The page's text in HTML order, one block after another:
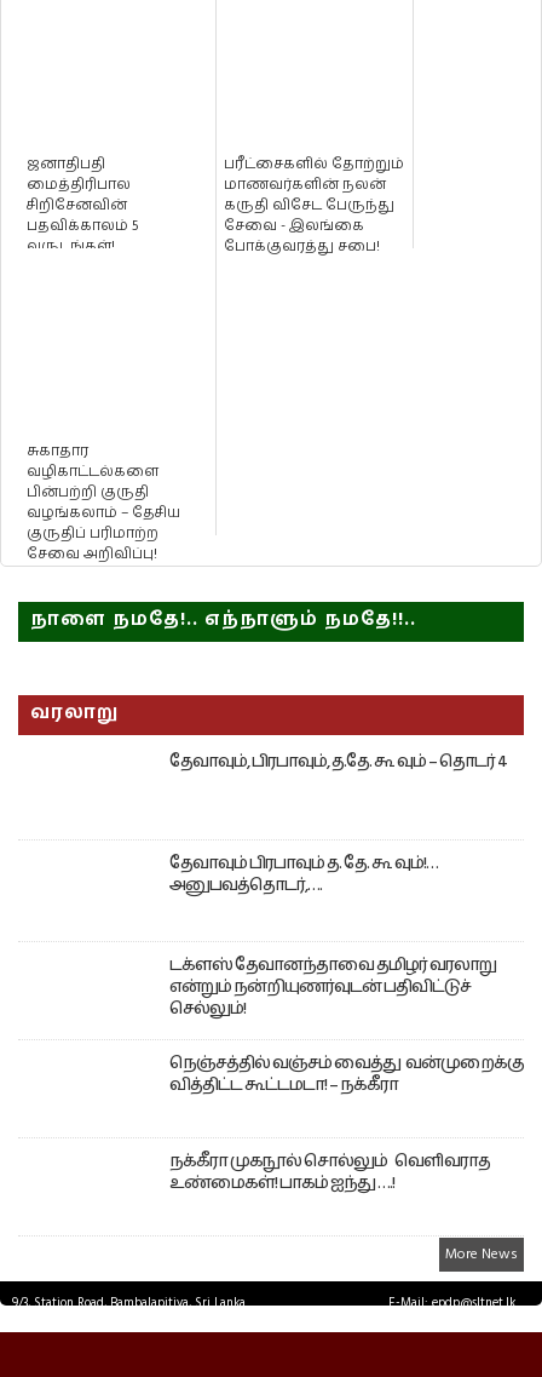
ஜனாதிபதி
மைத்திரிபால
சிறிசேனவின்
பதவிக்காலம் 5
வருடங்கள்!
பரீட்சைகளில் தோற்றும்
மாணவர்களின் நலன்
கருதி விசேட பேருந்து
சேவை - இலங்கை
போக்குவரத்து சபை!
சுகாதார
வழிகாட்டல்களை
பின்பற்றி குருதி
வழங்கலாம் – தேசிய
குருதிப் பரிமாற்ற
சேவை அறிவிப்பு!
நாளை நமதே!.. எந்நாளும் நமதே!!..
வரலாறு
தேவாவும், பிரபாவும், த.தே. கூ வும் – தொடர் 4
தேவாவும் பிரபாவும் த. தே. கூ வும்!…
அனுபவத்தொடர்,….
டக்ளஸ் தேவானந்தாவை தமிழர் வரலாறு
என்றும் நன்றியுணர்வுடன் பதிவிட்டுச்
செல்லும்!
நெஞ்சத்தில் வஞ்சம் வைத்து வன்முறைக்கு
வித்திட்ட கூட்டமடா! – நக்கீரா
நக்கீரா முகநூல் சொல்லும் வெளிவராத
உண்மைகள்! பாகம் ஐந்து ….!
More News
9/3, Station Road, Bambalapitiya, Sri Lanka.
E-Mail: epdp@sltnet.lk